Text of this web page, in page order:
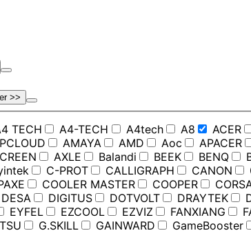
>>
TECH A4-TECH A4tech A8 ACER
AMAYA AMD Aoc APACER
AXLE Balandi BEEK BENQ
C-PROT CALLIGRAPH CANON
COOLER MASTER COOPER
DESA DIGITUS DOTVOLT DRAYTEK
EYFEL EZCOOL EZVIZ FANXIANG
G.SKILL GAINWARD GameBooster